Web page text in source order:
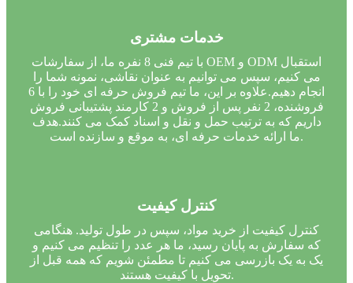
خدمات مشتری
با تیم فنی 8 نفره ما، از سفارشات OEM و ODM استقبال
می کنیم، سپس می توانیم به عنوان نقاشی، نمونه شما را
انجام دهیم.علاوه بر این، ما تیم فروش حرفه ای خود را با 6
فروشنده، 2 نفر پس از فروش و 2 کارمند پشتیبانی فروش
داریم که به ترتیب حمل و نقل و اسناد کمک می کنند.هدف
ما ارائه خدمات حرفه ای، به موقع و سازنده است.
کنترل کیفیت
کنترل کیفیت از خرید مواد، سپس در طول تولید. هنگامی
که سفارش به پایان رسید، ما هر عدد را تنظیم می کنیم و
یک به یک بازرسی می کنیم تا مطمئن شویم که همه قبل از
تحویل با کیفیت هستند.